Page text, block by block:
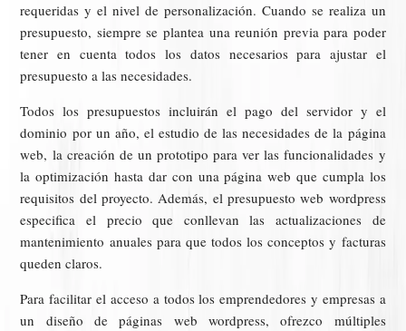
requeridas y el nivel de personalización. Cuando se realiza un
presupuesto, siempre se plantea una reunión previa para poder
tener en cuenta todos los datos necesarios para ajustar el
presupuesto a las necesidades.
Todos los presupuestos incluirán el pago del servidor y el
dominio por un año, el estudio de las necesidades de la página
web, la creación de un prototipo para ver las funcionalidades y
la optimización hasta dar con una página web que cumpla los
requisitos del proyecto. Además, el presupuesto web wordpress
especifica el precio que conllevan las actualizaciones de
mantenimiento anuales para que todos los conceptos y facturas
queden claros.
Para facilitar el acceso a todos los emprendedores y empresas a
un diseño de páginas web wordpress, ofrezco múltiples